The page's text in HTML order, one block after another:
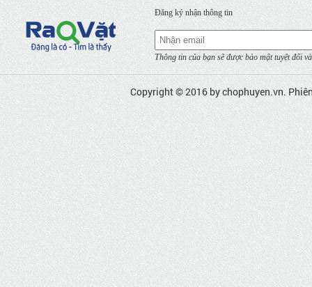
Đăng ký nhận thông tin
Thông tin của bạn sẽ được bảo mật tuyệt đối
Copyright © 2016 bychophuyen.vn.